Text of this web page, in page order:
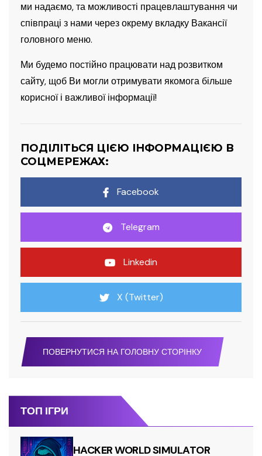
ми надаємо, та можливості працевлаштування чи
співпраці з нами через окрему вкладку Вакансії
головного меню.
Ми будемо постійно працювати над розвитком
сайту, щоб Ви могли отримувати якомога більше
корисної і важливої інформації!
ПОДІЛІТЬСЯ ЦІЄЮ ІНФОРМАЦІЄЮ В
СОЦМЕРЕЖАХ:
Facebook
Telegram
Linkedin
X (Twitter)
ПОВЕРНУТИСЯ НА ГОЛОВНУ СТОРІНКУ
ТОП ІГРИ
HACKER WORLD SIMULATOR